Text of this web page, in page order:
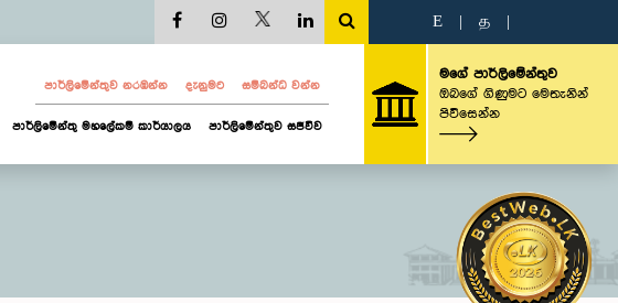
E த
පාර්ලි‌මේන්තුව නරඹන්න දැනුමට සම්බන්ධ වන්න
පාර්ලිමේන්තු මහලේකම් කාර්යාලය පාර්ලිමේන්තුව සජීවීව
මගේ පාර්ලිමේන්තුව
ඔබගේ ගිණුමට මෙතැනින්
පිවිසෙන්න